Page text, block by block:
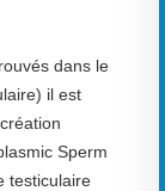
dans le
il est
Sperm
testiculaire